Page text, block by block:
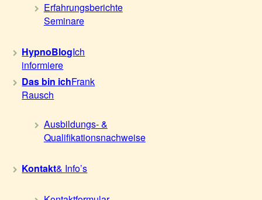
Erfahrungsberichte
Seminare
HypnoBlogIch
informiere
Das bin ichFrank
Rausch
Ausbildungs- &
Qualifikationsnachweise
Kontakt& Info’s